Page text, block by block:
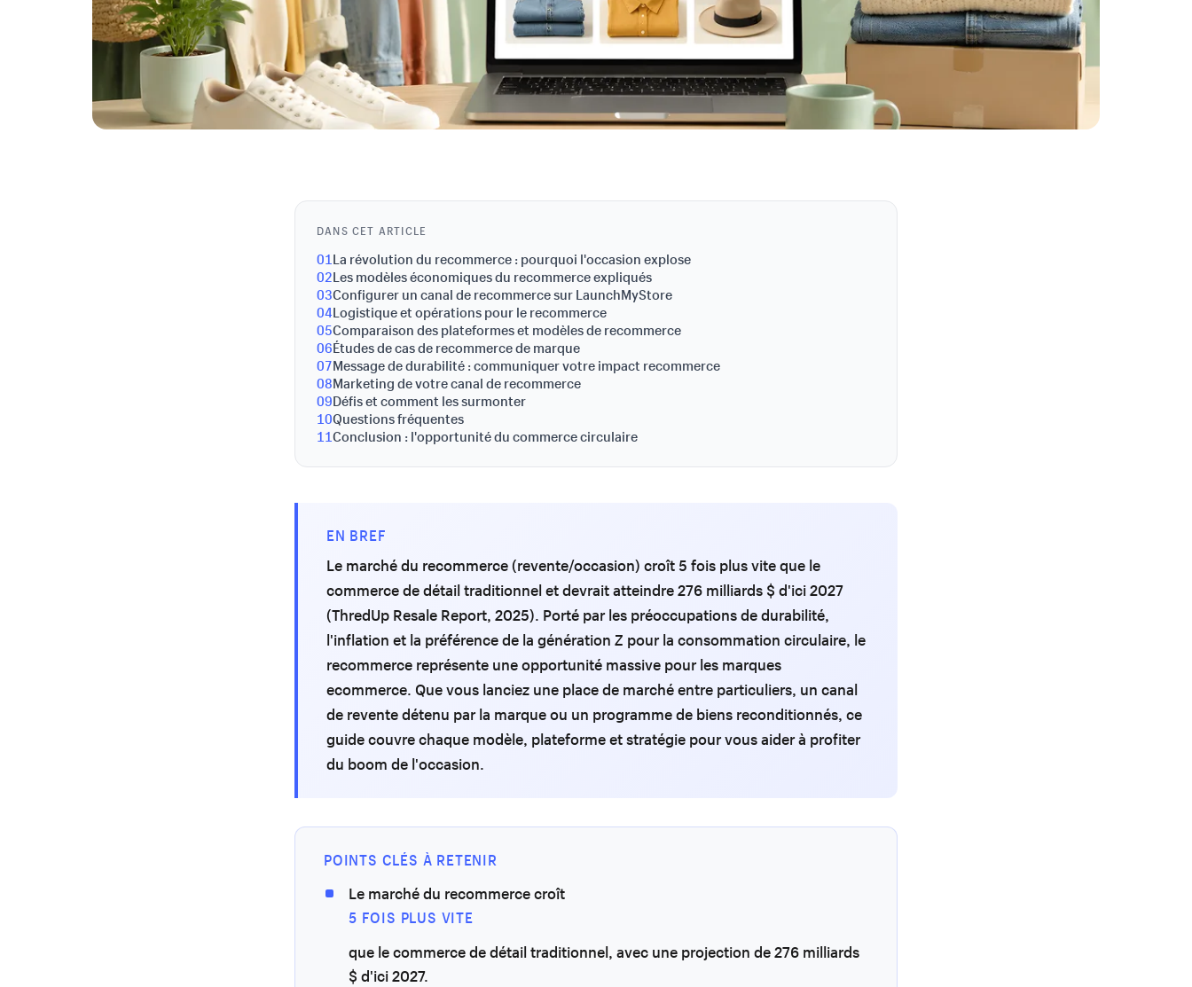
DANS CET ARTICLE
01La révolution du recommerce : pourquoi l'occasion explose
02Les modèles économiques du recommerce expliqués
03Configurer un canal de recommerce sur LaunchMyStore
04Logistique et opérations pour le recommerce
05Comparaison des plateformes et modèles de recommerce
06Études de cas de recommerce de marque
07Message de durabilité : communiquer votre impact recommerce
08Marketing de votre canal de recommerce
09Défis et comment les surmonter
10Questions fréquentes
11Conclusion : l'opportunité du commerce circulaire
EN BREF
Le marché du recommerce (revente/occasion) croît 5 fois plus vite que le
commerce de détail traditionnel et devrait atteindre 276 milliards $ d'ici 2027
(ThredUp Resale Report, 2025). Porté par les préoccupations de durabilité,
l'inflation et la préférence de la génération Z pour la consommation circulaire, le
recommerce représente une opportunité massive pour les marques
ecommerce. Que vous lanciez une place de marché entre particuliers, un canal
de revente détenu par la marque ou un programme de biens reconditionnés, ce
guide couvre chaque modèle, plateforme et stratégie pour vous aider à profiter
du boom de l'occasion.
POINTS CLÉS À RETENIR
Le marché du recommerce croît
5 FOIS PLUS VITE
que le commerce de détail traditionnel, avec une projection de 276 milliards
$ d'ici 2027.